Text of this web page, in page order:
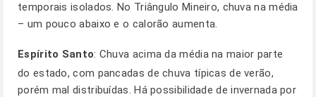
temporais isolados. No Triângulo Mineiro, chuva na média
– um pouco abaixo e o calorão aumenta.
Espírito Santo: Chuva acima da média na maior parte
do estado, com pancadas de chuva típicas de verão,
porém mal distribuídas. Há possibilidade de invernada por